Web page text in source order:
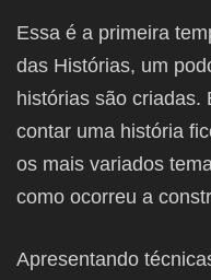
Essa é a primeira
das Histórias, um
histórias são criadas.
contar uma história
os mais variados
como ocorreu a
Apresentando